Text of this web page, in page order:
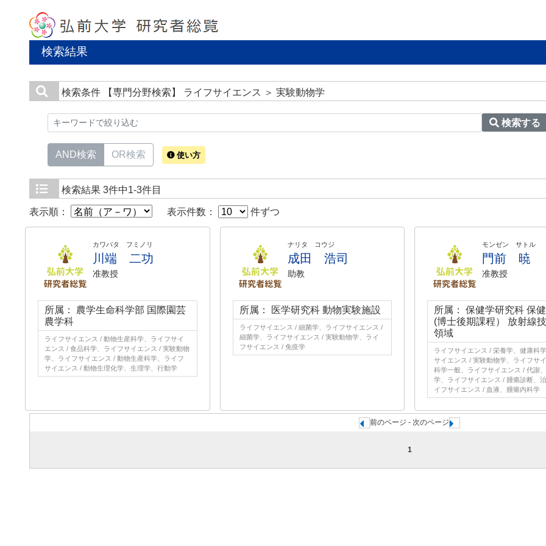
検索結果
検索条件 【専門分野検索】 ライフサイエンス ＞ 実験動物学
検索する
AND検索 OR検索 使い方
検索結果 3件中1-3件目
表示順： 表示件数： 件ずつ
カワバタ フミノリ
川端 二功
准教授
所属： 農学生命科学部 国際園芸
農学科
ライフサイエンス / 動物生産科学、ライフサイ
エンス / 食品科学、ライフサイエンス / 実験動物
学、ライフサイエンス / 動物生産科学、ライフ
サイエンス / 動物生理化学、生理学、行動学
ナリタ コウジ
成田 浩司
助教
所属： 医学研究科 動物実験施設
ライフサイエンス / 細菌学、ライフサイエンス /
細菌学、ライフサイエンス / 実験動物学、ライ
フサイエンス / 免疫学
モンゼン サトル
門前 暁
准教授
所属： 保健学研究科 保
(博士後期課程） 放射線
領域
ライフサイエンス / 栄養学、健康科
サイエンス / 実験動物学、ライフサ
科学一般、ライフサイエンス / 代謝
学、ライフサイエンス / 腫瘍診断、
イフサイエンス / 血液、腫瘍内科学
前のページ - 次のページ
1